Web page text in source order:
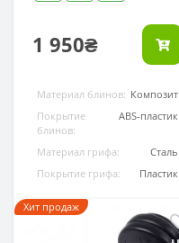
1 950₴
Материал блинов: Композит
Покрытие
блинов:
ABS-пластик
Материал грифа:
Сталь
Покрытие грифа:
Пластик
Хит продаж